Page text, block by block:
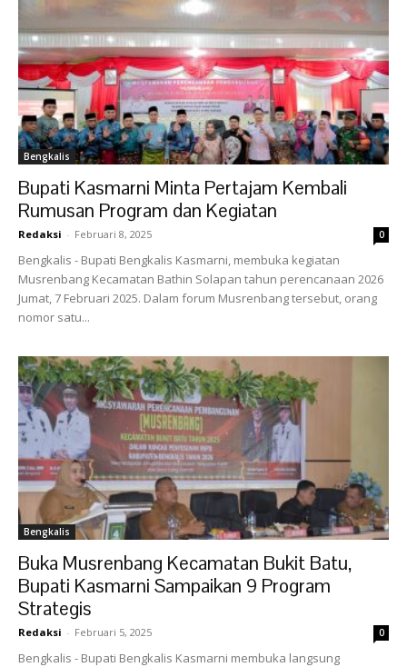
Bengkalis
Bupati Kasmarni Minta Pertajam Kembali
Rumusan Program dan Kegiatan
Redaksi - Februari 8, 2025 0
Bengkalis - Bupati Bengkalis Kasmarni, membuka kegiatan
Musrenbang Kecamatan Bathin Solapan tahun perencanaan 2026
Jumat, 7 Februari 2025. Dalam forum Musrenbang tersebut, orang
nomor satu...
Bengkalis
Buka Musrenbang Kecamatan Bukit Batu,
Bupati Kasmarni Sampaikan 9 Program
Strategis
Redaksi - Februari 5, 2025 0
Bengkalis - Bupati Bengkalis Kasmarni membuka langsung